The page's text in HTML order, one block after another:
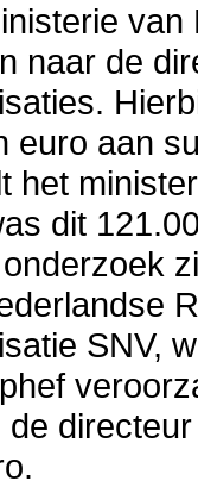
naar de
euro aan
het
dit
SNV,